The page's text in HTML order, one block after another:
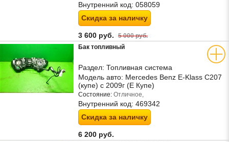
Внутренний код: 058059
Скидка за наличку
3 600 руб. 5 000 руб.
Бак топливный
Раздел: Топливная система
Модель авто: Mercedes Benz E-Klass C207
(купе) с 2009г (Е Купе)
Состояние: Отличное,
Внутренний код: 469342
Скидка за наличку
6 200 руб.